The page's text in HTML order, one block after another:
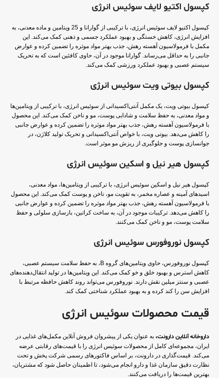
کپسول اکتیو لایف سوئیس انرژی
کپسول اکتیو لایف سوئیس انرژی، با ترکیبی از گوارانا و 25 ویتامین و ماده معدنی، به
افزایش انرژی، کاهش خستگی و بهبود عملکرد جسمی و ذهنی کمک می‌کند. این
مکمل با فرمولاسیون آهسته رهش، جذب بهتر مواد موثره را تضمین کرده و عوارض
جانبی را به حداقل می‌رساند. گوارانا موجود در آن، حاوی کافئین است که به تحریک
سیستم عصبی و بهبود عملکرد ورزشی کمک می‌کند.
کپسول بیوتی ویت سوئیس انرژی
کپسول بیوتی ویت، یک مکمل آنتی‌اکسیدانی از سوئیس انرژی، با ترکیبی از ویتامین‌ها
و مواد معدنی، به حفظ سلامت و شادابی پوست، مو و ناخن کمک می‌کند. این محصول
با فرمولاسیون آهسته رهش، جذب بهتر مواد موثره را تضمین کرده و عوارض جانبی
را کاهش می‌دهد. بیوتی ویت، با خواص آنتی‌اکسیدانی و تحریک تولید کلاژن، در
جوانسازی پوست و جلوگیری از ریزش مو موثر است.
کپسول هیر نیل و اسکین سوئیس انرژی
کپسول هیر نیل و اسکین سوئیس انرژی، با ترکیبی از ویتامین‌ها، مواد معدنی،
اسیدهای آمینه و عصاره مخمر، به تقویت مو، ناخن و پوست کمک می‌کند. این محصول
با فرمولاسیون آهسته رهش، جذب بهتر مواد موثره را تضمین کرده و عوارض جانبی
را کاهش می‌دهد. ترکیبات موجود در آن، به ساخت کراتین، بازسازی سلولی و حفظ
سلامت پوست، مو و ناخن کمک می‌کنند.
کپسول نوروفورس سوئیس انرژی
کپسول نوروفورس، حاوی ویتامین‌های گروه B، به حفظ سلامت سیستم عصبی،
کاهش استرس و بهبود خلق و خو کمک می‌کند. این ویتامین‌ها در تولید انتقال‌دهنده‌های
عصبی و سنتز میلین نقش دارند. نوروفورس می‌تواند روند کاهش حافظه مرتبط با
افزایش سن را کند کرده و به بهبود عملکرد شناختی کمک کند.
قیمت محصولات سوئیس انرژی
داروخانه آنلاین دارونت، به عنوان یکی از پیشروان فروش آنلاین مکمل‌های غذایی در
ایران، مجموعه‌ای کامل از محصولات سوئیس انرژی را با قیمت‌های رقابتی عرضه
می‌کند. قیمت‌گذاری در دارونت، بر اساس فاکتورهای رسمی شرکت پخش و تحت
نظارت دقیق سازمان غذا و دارو انجام می‌شود، تا اطمینان حاصل شود که مشتریان،
بهترین قیمت‌ها را دریافت می‌کنند.